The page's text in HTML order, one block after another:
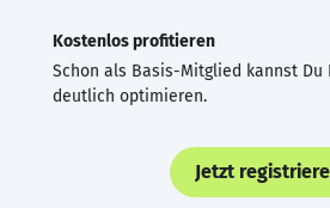
Kostenlos profitieren
Schon als Basis-Mitglied kannst Du
deutlich optimieren.
Jetzt